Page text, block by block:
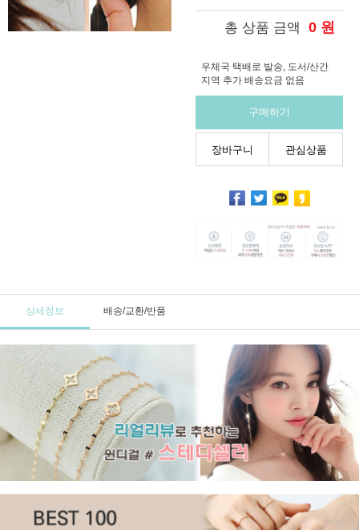
총 상품 금액 0 원
우체국 택배로 발송, 도서/산간
지역 추가 배송요금 없음
구매하기
장바구니 관심상품
상세정보 배송/교환/반품